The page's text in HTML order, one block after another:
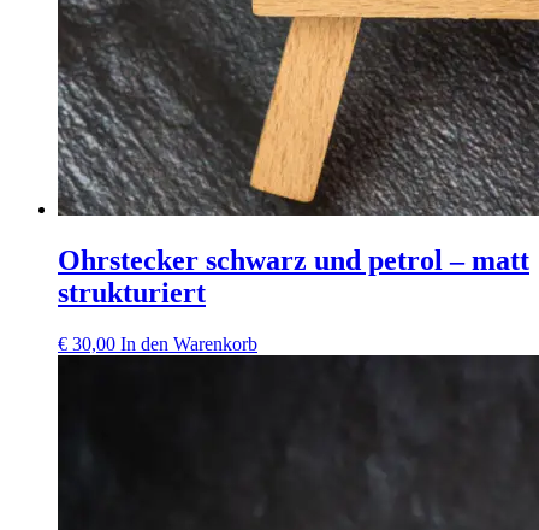
Ohrstecker schwarz und petrol – matt
strukturiert
€ 30,00 In den Warenkorb